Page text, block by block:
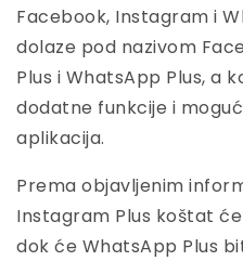
Facebook, Instagram i
dolaze pod nazivom
Plus i WhatsApp Plus, a
dodatne funkcije i
aplikacija.
Prema objavljenim
Instagram Plus koštat će
dok će WhatsApp Plus